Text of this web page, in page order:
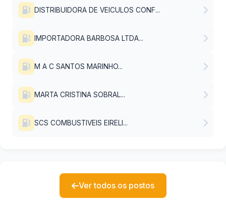
DISTRIBUIDORA DE VEICULOS CONF...
IMPORTADORA BARBOSA LTDA...
M A C SANTOS MARINHO...
MARTA CRISTINA SOBRAL...
SCS COMBUSTIVEIS EIRELI...
Ver todos os postos